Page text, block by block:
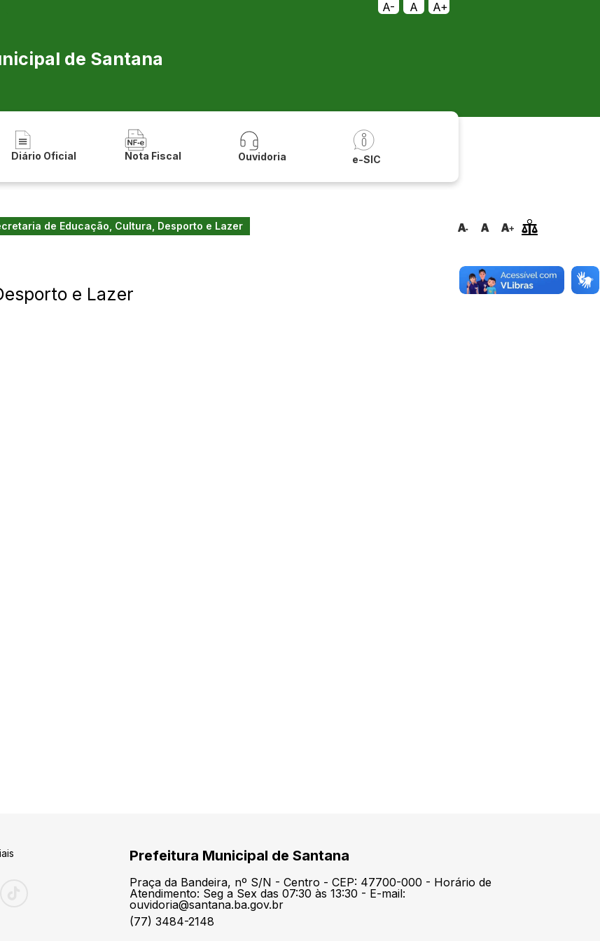
A- A
A+
de Santana
Diário Oficial Nota Fiscal Ouvidoria e-SIC
de Educação, Cultura, Desporto e Lazer
e Lazer
Prefeitura Municipal de Santana
Praça da Bandeira, nº S/N - Centro - CEP: 47700-000 - Horário de
Atendimento: Seg a Sex das 07:30 às 13:30 - E-mail:
ouvidoria@santana.ba.gov.br
(77) 3484-2148